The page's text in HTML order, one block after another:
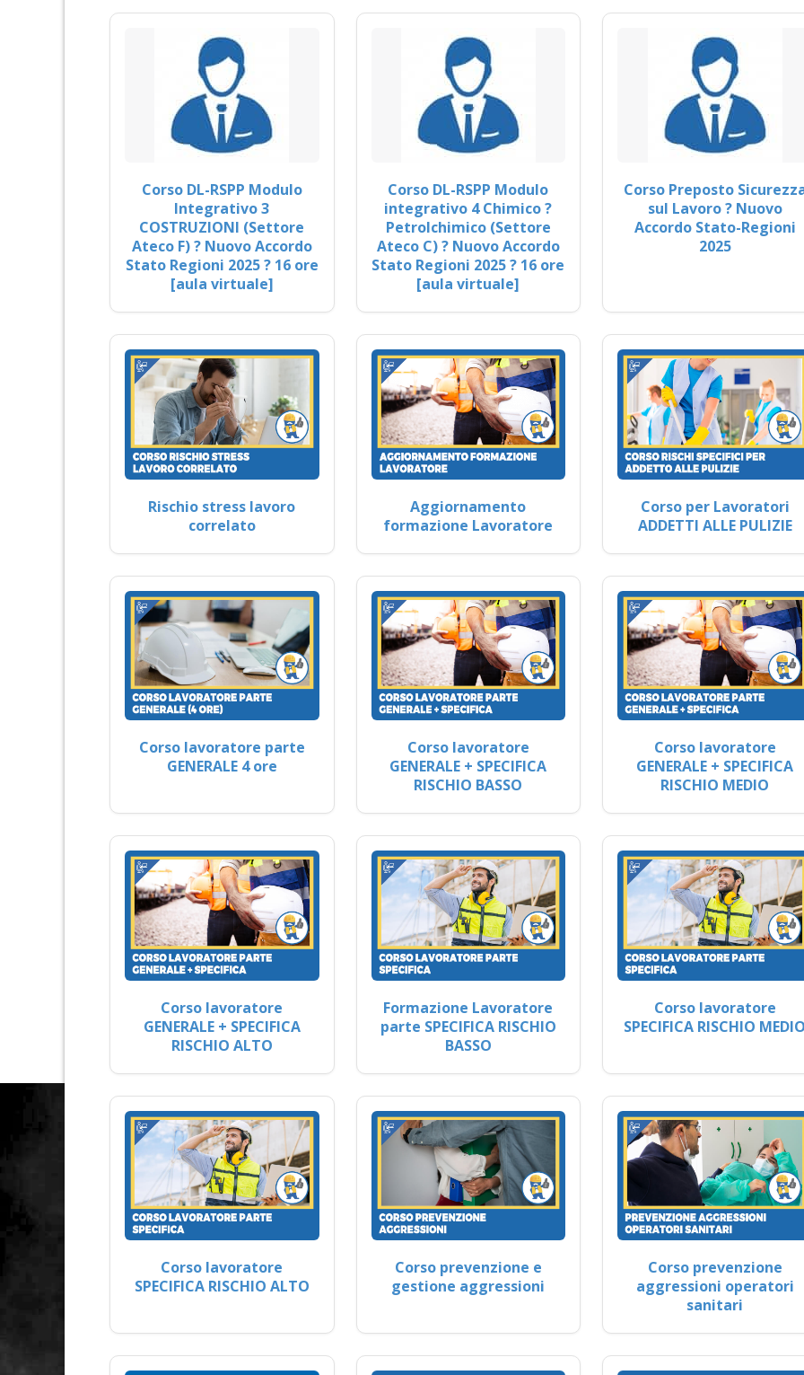
Corso DL-RSPP Modulo
Integrativo 3
COSTRUZIONI (Settore
Ateco F) ? Nuovo Accordo
Stato Regioni 2025 ? 16 ore
[aula virtuale]
Corso DL-RSPP Modulo
integrativo 4 Chimico ?
Petrolchimico (Settore
Ateco C) ? Nuovo Accordo
Stato Regioni 2025 ? 16 ore
[aula virtuale]
Corso Preposto
sul Lavoro ? Nuovo
Accordo Stato-Regioni
2025
Rischio stress lavoro
correlato
Aggiornamento
formazione Lavoratore
Corso per Lavoratori
ADDETTI ALLE PULIZIE
Corso lavoratore parte
GENERALE 4 ore
Corso lavoratore
GENERALE + SPECIFICA
RISCHIO BASSO
Corso lavoratore
GENERALE + SPECIFICA
RISCHIO MEDIO
Corso lavoratore
GENERALE + SPECIFICA
RISCHIO ALTO
Formazione Lavoratore
parte SPECIFICA RISCHIO
BASSO
Corso lavoratore
SPECIFICA RISCHIO
Corso lavoratore
SPECIFICA RISCHIO ALTO
Corso prevenzione e
gestione aggressioni
Corso prevenzione
aggressioni operatori
sanitari